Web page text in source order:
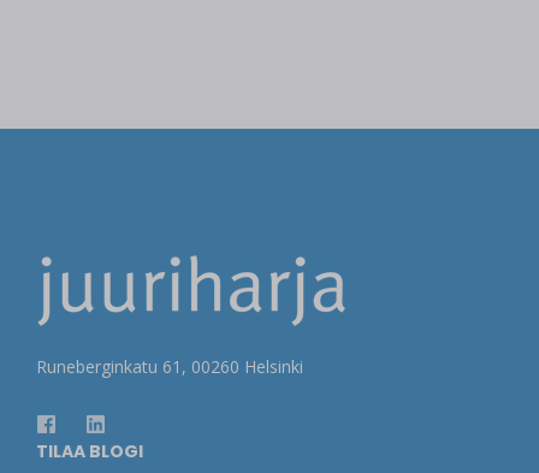
Runeberginkatu 61, 00260 Helsinki
TILAA BLOGI